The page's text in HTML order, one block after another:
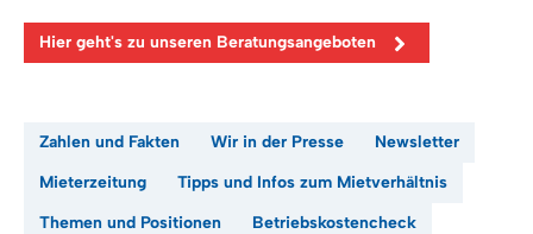
Hier geht's zu unseren Beratungsangeboten
Zahlen und Fakten Wir in der Presse
Newsletter
Mieterzeitung
Tipps und Infos zum Mietverhältnis
Themen und Positionen
Betriebskostencheck